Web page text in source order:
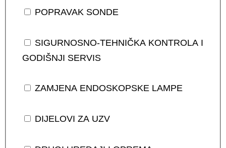
POPRAVAK SONDE
SIGURNOSNO-TEHNIČKA KONTROLA I
GODIŠNJI SERVIS
ZAMJENA ENDOSKOPSKE LAMPE
DIJELOVI ZA UZV